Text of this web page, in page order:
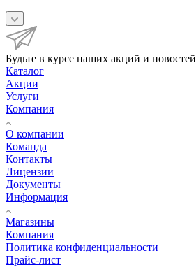
Будьте в курсе наших акций и новостей
Каталог
Акции
Услуги
Компания
О компании
Команда
Контакты
Лицензии
Документы
Информация
Магазины
Компания
Политика конфиденциальности
Прайс-лист